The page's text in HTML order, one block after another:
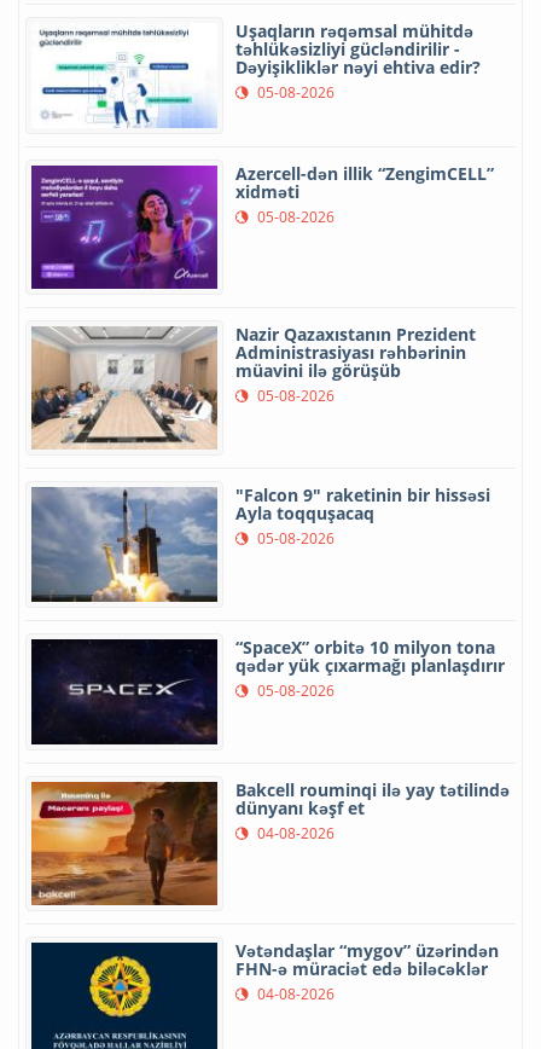
Uşaqların rəqəmsal mühitdə
təhlükəsizliyi gücləndirilir -
Dəyişikliklər nəyi ehtiva edir?
05-08-2026
Azercell-dən illik “ZengimCELL”
xidməti
05-08-2026
Nazir Qazaxıstanın Prezident
Administrasiyası rəhbərinin
müavini ilə görüşüb
05-08-2026
"Falcon 9" raketinin bir hissəsi
Ayla toqquşacaq
05-08-2026
“SpaceX” orbitə 10 milyon tona
qədər yük çıxarmağı planlaşdırır
05-08-2026
Bakcell rouminqi ilə yay tətilində
dünyanı kəşf et
04-08-2026
Vətəndaşlar “mygov” üzərindən
FHN-ə müraciət edə biləcəklər
04-08-2026